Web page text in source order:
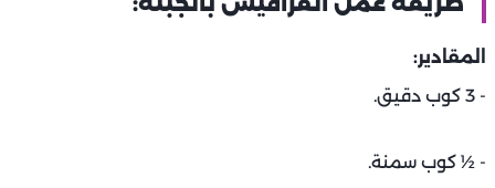
المقادير:
- 3 كوب دقيق.
- ½ كوب سمنة.